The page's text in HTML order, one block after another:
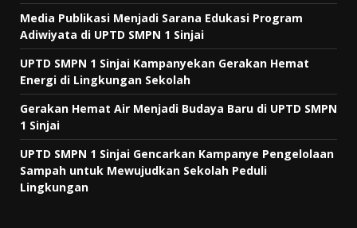
Media Publikasi Menjadi Sarana Edukasi Program
Adiwiyata di UPTD SMPN 1 Sinjai
UPTD SMPN 1 Sinjai Kampanyekan Gerakan Hemat
Energi di Lingkungan Sekolah
Gerakan Hemat Air Menjadi Budaya Baru di UPTD SMPN
1 Sinjai
UPTD SMPN 1 Sinjai Gencarkan Kampanye Pengelolaan
Sampah untuk Mewujudkan Sekolah Peduli
Lingkungan